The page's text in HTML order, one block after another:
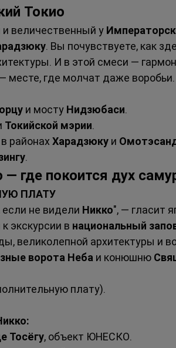
Токио
и величественный у
. Вы почувствуете, как
И в этой смеси —
месте, где молчат даже воробьи.
и мосту Нидзюбаси.
Токийской мэрии.
районах Харадзюку и
.
где покоится дух
ПЛАТУ
если не видели Никко", — гласит
экскурсии в национальный
великолепной архитектуры и
ворота Неба и конюшню
плату).
Тосёгу, объект ЮНЕСКО.